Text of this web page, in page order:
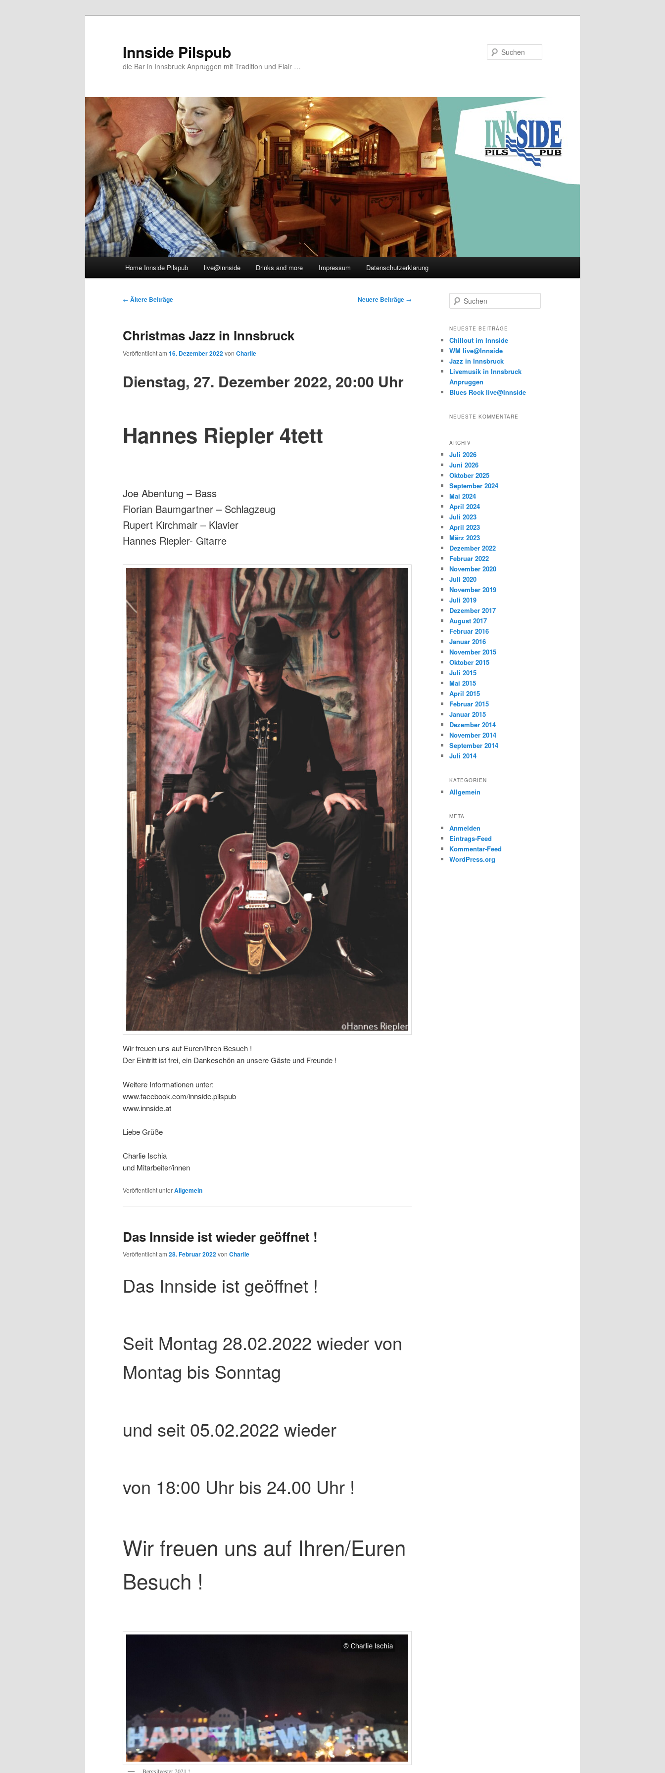
Innside Pilspub
die Bar in Innsbruck Anpruggen mit Tradition und Flair …
Home Innside Pilspub live@innside Drinks and more Impressum Datenschutzerklärung
Beitragsnavigation
← Ältere Beiträge Neuere Beiträge →
Christmas Jazz in Innsbruck
Veröffentlicht am 16. Dezember 2022von Charlie
Dienstag, 27. Dezember 2022, 20:00 Uhr
Hannes Riepler 4tett
Joe Abentung – Bass
Florian Baumgartner – Schlagzeug
Rupert Kirchmair – Klavier
Hannes Riepler- Gitarre
Wir freuen uns auf Euren/Ihren Besuch !
Der Eintritt ist frei, ein Dankeschön an unsere Gäste und Freunde !
Weitere Informationen unter:
www.facebook.com/innside.pilspub
www.innside.at
Liebe Grüße
Charlie Ischia
und Mitarbeiter/innen
Veröffentlicht unterAllgemein
Das Innside ist wieder geöffnet !
Veröffentlicht am 28. Februar 2022von Charlie
Das Innside ist geöffnet !
Seit Montag 28.02.2022 wieder von
Montag bis Sonntag
und seit 05.02.2022 wieder
von 18:00 Uhr bis 24.00 Uhr !
Wir freuen uns auf Ihren/Euren
Besuch !
Bergsilvester 2021 !
u
h
n
NEUESTE BEITRÄGE
Chillout im Innside
WM live@Innside
Jazz in Innsbruck
Livemusik in Innsbruck
Anpruggen
Blues Rock live@Innside
NEUESTE KOMMENTARE
ARCHIV
Juli 2026
Juni 2026
Oktober 2025
September 2024
Mai 2024
April 2024
Juli 2023
April 2023
März 2023
Dezember 2022
Februar 2022
November 2020
Juli 2020
November 2019
Juli 2019
Dezember 2017
August 2017
Februar 2016
Januar 2016
November 2015
Oktober 2015
Juli 2015
Mai 2015
April 2015
Februar 2015
Januar 2015
Dezember 2014
November 2014
September 2014
Juli 2014
KATEGORIEN
Allgemein
META
Anmelden
Eintrags-Feed
Kommentar-Feed
WordPress.org